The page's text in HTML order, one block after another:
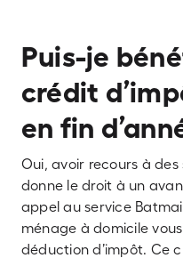
Puis-je
crédit
en fin
Oui, avoir recours à
donne le droit à un
appel au service
ménage à domicile
déduction d’impôt. Ce